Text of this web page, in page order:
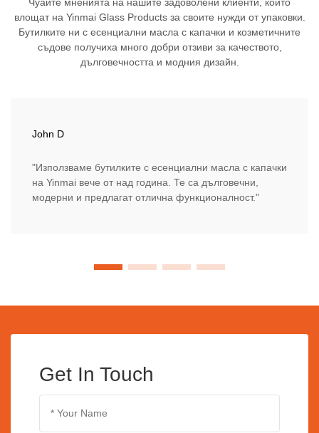
Чуайте мненията на нашите задоволени клиенти, които
влощат на Yinmai Glass Products за своите нужди от упаковки.
Бутилките ни с есенциални масла с капачки и козметичните
съдове получиха много добри отзиви за качеството,
дълговечността и модния дизайн.
John D
"Използваме бутилките с есенциални масла с капачки
на Yinmai вече от над година. Те са дълговечни,
модерни и предлагат отлична функционалност."
Get In Touch